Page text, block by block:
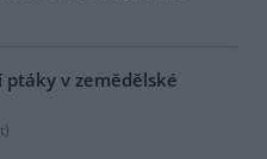
v zemědělské
)